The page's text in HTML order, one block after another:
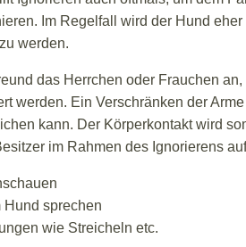
Im Regelfall wird der Hund
werden.
das Herrchen oder Frauchen
werden. Ein Verschränken der
kann. Der Körperkontakt wird
im Rahmen des Ignorierens
Hund sprechen
wie Streicheln etc.